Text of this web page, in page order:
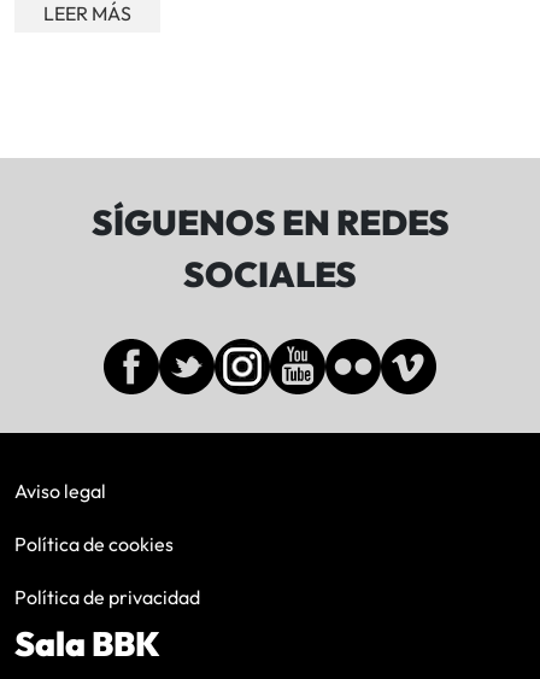
LEER MÁS
SÍGUENOS EN REDES
SOCIALES
Aviso legal
Política de cookies
Política de privacidad
Sala BBK